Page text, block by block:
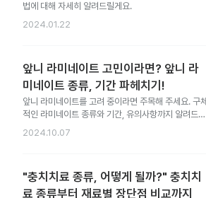
법에 대해 자세히 알려드릴게요.
2024.01.22
앞니 라미네이트 고민이라면? 앞니 라
미네이트 종류, 기간 파헤치기!
앞니 라미네이트를 고려 중이라면 주목해 주세요. 구체
적인 라미네이트 종류와 기간, 유의사항까지 알려드릴
게요.
2024.10.07
"충치치료 종류, 어떻게 될까?" 충치치
료 종류부터 재료별 장단점 비교까지